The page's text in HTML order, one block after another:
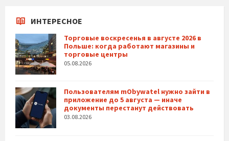
ИНТЕРЕСНОЕ
Торговые воскресенья в августе 2026 в
Польше: когда работают магазины и
торговые центры
05.08.2026
Пользователям mObywatel нужно зайти в
приложение до 5 августа — иначе
документы перестанут действовать
03.08.2026